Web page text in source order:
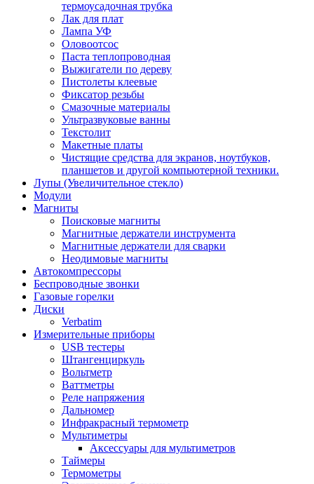
термоусадочная трубка
Лак для плат
Лампа УФ
Оловоотсос
Паста теплопроводная
Выжигатели по дереву
Пистолеты клеевые
Фиксатор резьбы
Смазочные материалы
Ультразвуковые ванны
Текстолит
Макетные платы
Чистящие средства для экранов, ноутбуков,
планшетов и другой компьютерной техники.
Лупы (Увеличительное стекло)
Модули
Магниты
Поисковые магниты
Магнитные держатели инструмента
Магнитные держатели для сварки
Неодимовые магниты
Автокомпрессоры
Беспроводные звонки
Газовые горелки
Диски
Verbatim
Измерительные приборы
USB тестеры
Штангенциркуль
Вольтметр
Ваттметры
Реле напряжения
Дальномер
Инфракрасный термометр
Мультиметры
Аксессуары для мультиметров
Таймеры
Термометры